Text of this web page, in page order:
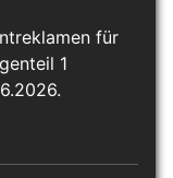
für
1